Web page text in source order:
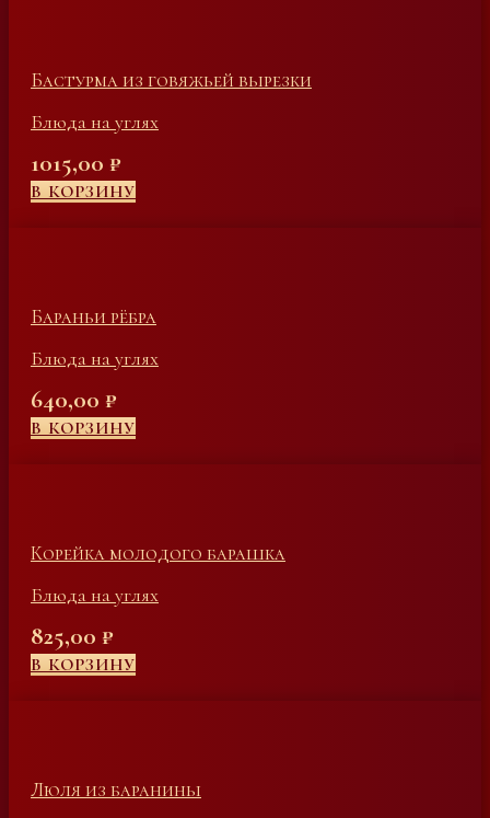
Бастурма из говяжьей вырезки
Блюда на углях
1015,00 ₽
В КОРЗИНУ
Бараньи рёбра
Блюда на углях
640,00 ₽
В КОРЗИНУ
Корейка молодого барашка
Блюда на углях
825,00 ₽
В КОРЗИНУ
Люля из баранины